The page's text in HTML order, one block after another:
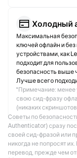
Холодный
Максимальная
ключей офлайн и
устройствами, как
подходит для
безопасность выше
Лучше всего
*Примечание: менее
свою сид-фразу
(никаких
Советы по
Authenticator) сразу
своей сид-фразой или
никогда не попросят
перевод, прежде чем